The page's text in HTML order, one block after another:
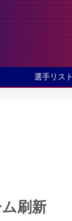
選手リスト
刷新